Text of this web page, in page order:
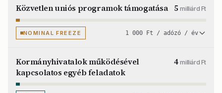
Közvetlen uniós programok támogatása 5milliárd Ft
NOMINAL FREEZE 1 000 Ft / adózó / év
Kormányhivatalok működésével
kapcsolatos egyéb feladatok
4milliárd Ft